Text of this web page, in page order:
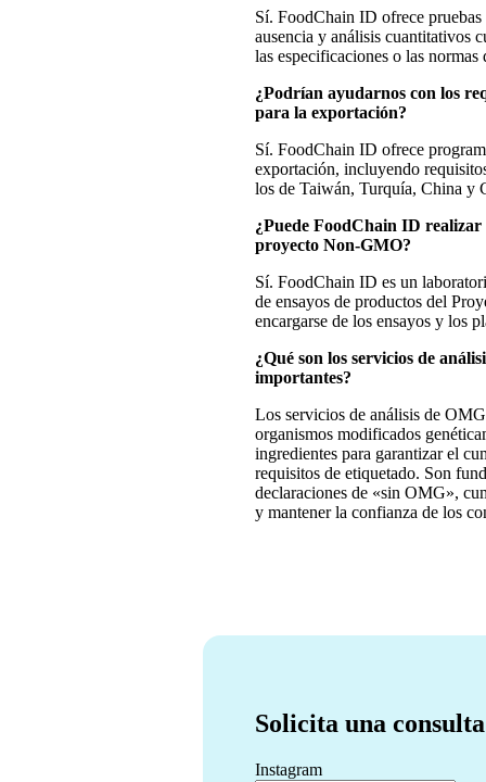
Sí. FoodChain ID ofrece
ausencia y análisis cuantitativos
las especificaciones o las normas
¿Podrían ayudarnos con los
para la exportación?
Sí. FoodChain ID ofrece
exportación, incluyendo
los de Taiwán, Turquía, China y
¿Puede FoodChain ID
proyecto Non-GMO?
Sí. FoodChain ID es un
de ensayos de productos del
encargarse de los ensayos y los
¿Qué son los servicios de
importantes?
Los servicios de análisis de
organismos modificados
ingredientes para garantizar el
requisitos de etiquetado. Son
declaraciones de «sin OMG»,
y mantener la confianza de los
Solicita una consulta
Instagram